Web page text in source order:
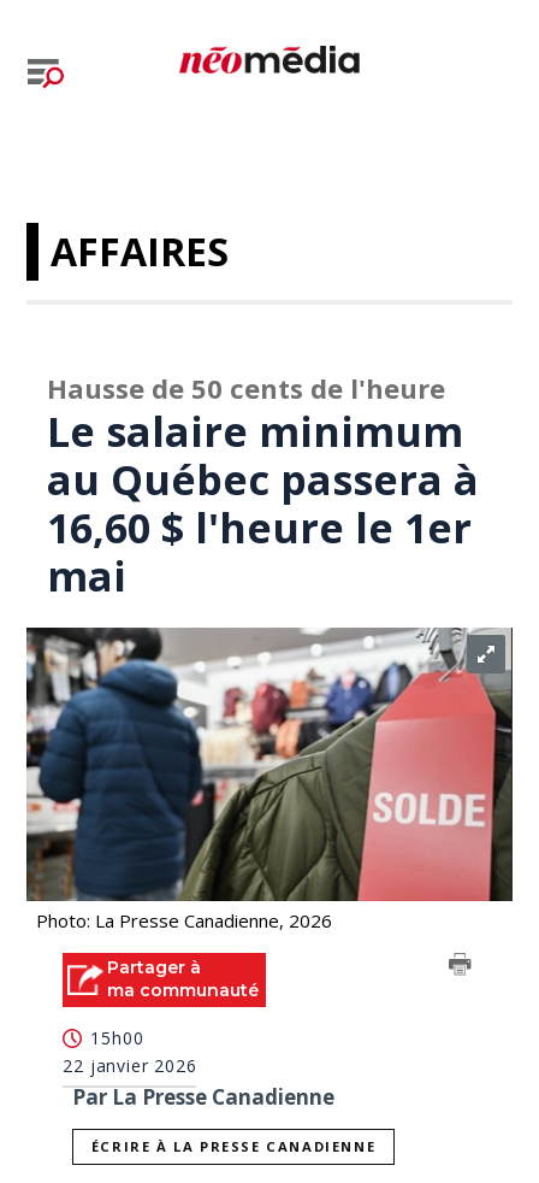
AFFAIRES
Hausse de 50 cents de l'heure
Le salaire minimum
au Québec passera à
16,60 $ l'heure le 1er
mai
Photo: La Presse Canadienne, 2026
Partager à
ma communauté
15h00
22 janvier 2026
Par La Presse Canadienne
ÉCRIRE À LA PRESSE CANADIENNE